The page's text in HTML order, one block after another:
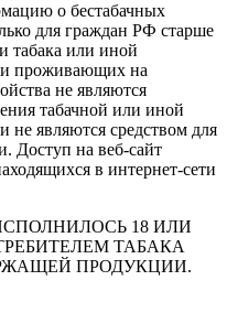
о бестабачных
для граждан РФ старше
табака или иной
проживающих на
не являются
табачной или иной
являются средством для
Доступ на веб-сайт
в интернет-сети
18 ИЛИ
ТАБАКА
ПРОДУКЦИИ.